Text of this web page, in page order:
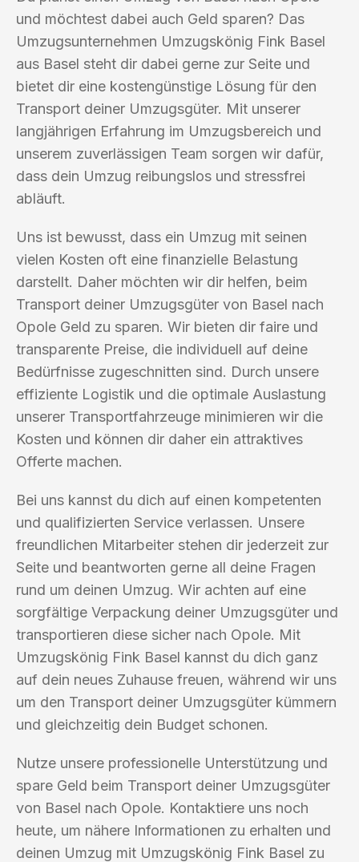
und möchtest dabei auch Geld sparen? Das
Umzugsunternehmen Umzugskönig Fink Basel
aus Basel steht dir dabei gerne zur Seite und
bietet dir eine kostengünstige Lösung für den
Transport deiner Umzugsgüter. Mit unserer
langjährigen Erfahrung im Umzugsbereich und
unserem zuverlässigen Team sorgen wir dafür,
dass dein Umzug reibungslos und stressfrei
abläuft.
Uns ist bewusst, dass ein Umzug mit seinen
vielen Kosten oft eine finanzielle Belastung
darstellt. Daher möchten wir dir helfen, beim
Transport deiner Umzugsgüter von Basel nach
Opole Geld zu sparen. Wir bieten dir faire und
transparente Preise, die individuell auf deine
Bedürfnisse zugeschnitten sind. Durch unsere
effiziente Logistik und die optimale Auslastung
unserer Transportfahrzeuge minimieren wir die
Kosten und können dir daher ein attraktives
Offerte machen.
Bei uns kannst du dich auf einen kompetenten
und qualifizierten Service verlassen. Unsere
freundlichen Mitarbeiter stehen dir jederzeit zur
Seite und beantworten gerne all deine Fragen
rund um deinen Umzug. Wir achten auf eine
sorgfältige Verpackung deiner Umzugsgüter und
transportieren diese sicher nach Opole. Mit
Umzugskönig Fink Basel kannst du dich ganz
auf dein neues Zuhause freuen, während wir uns
um den Transport deiner Umzugsgüter kümmern
und gleichzeitig dein Budget schonen.
Nutze unsere professionelle Unterstützung und
spare Geld beim Transport deiner Umzugsgüter
von Basel nach Opole. Kontaktiere uns noch
heute, um nähere Informationen zu erhalten und
deinen Umzug mit Umzugskönig Fink Basel zu